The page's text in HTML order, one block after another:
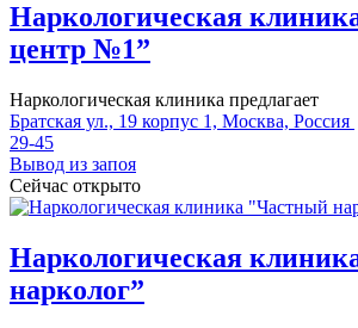
Наркологическая
центр №1”
Наркологическая клиника предлагает
Братская ул., 19 корпус 1, Москва, Россия
29-45
Вывод из запоя
Сейчас открыто
Наркологическая
нарколог”